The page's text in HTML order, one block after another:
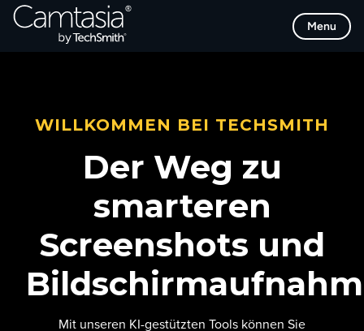
Direkt
zum
Menu
WILLKOMMEN BEI TECHSMITH
Der Weg zu
smarteren
Screenshots und
Mit unseren KI-gestützten Tools können Sie